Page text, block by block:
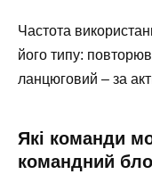
Частота
його типу:
ланцюговий – за
Які команди
командний